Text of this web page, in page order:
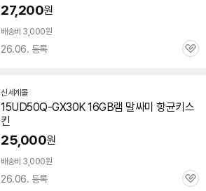
27,200원
배송비 3,000원
26.06. 등록
관
신세계몰
15UD50Q-GX30K 16GB램 말싸미 항균키스
킨
25,000원
배송비 3,000원
26.06. 등록
관